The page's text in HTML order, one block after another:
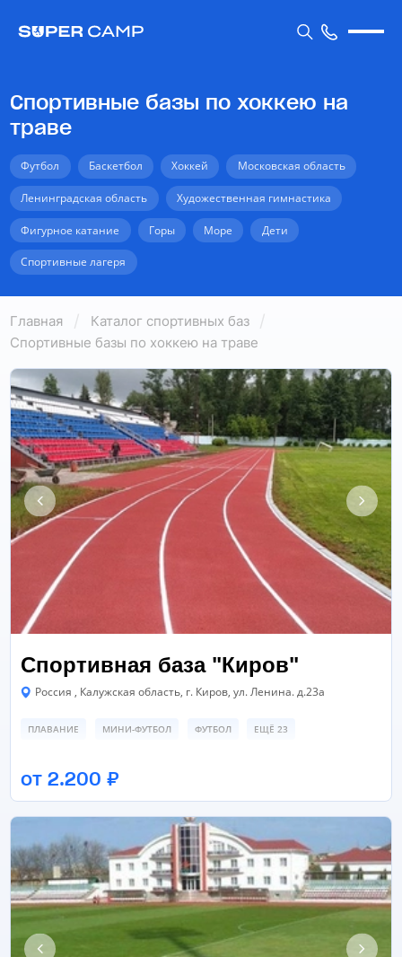
Спортивные базы по хоккею на
траве
Футбол Баскетбол Хоккей Московская область
Ленинградская область Художественная гимнастика
Фигурное катание Горы Море Дети
Спортивные лагеря
Главная
Каталог спортивных баз
Спортивные базы по хоккею на траве
Спортивная база "Киров"
Россия , Калужская область, г. Киров, ул. Ленина. д.23а
ПЛАВАНИЕ МИНИ-ФУТБОЛ ФУТБОЛ ЕЩЁ 23
ПОЛЕ ДЛЯ МИНИ-ФУТБОЛА
от 2.200 ₽